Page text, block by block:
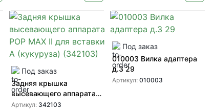
Под заказ
Задняя крышка
высевающего аппарата
POP MAX II для вставки A
Артикул: 342103
Под заказ
010003 Вилка адаптера
д.3 29
Артикул: 010003